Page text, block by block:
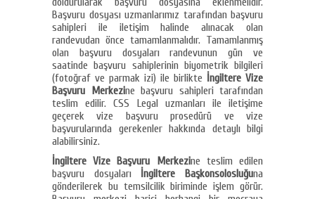
Başvuru dosyası uzmanlarımız tarafından başvuru
sahipleri ile iletişim halinde alınacak olan
randevudan önce tamamlanmalıdır. Tamamlanmış
olan başvuru dosyaları randevunun gün ve
saatinde başvuru sahiplerinin biyometrik bilgileri
(fotoğraf ve parmak izi) ile birlikte İngiltere Vize
Başvuru Merkezine başvuru sahipleri tarafından
teslim edilir. CSS Legal uzmanları ile iletişime
geçerek vize başvuru prosedürü ve vize
başvurularında gerekenler hakkında detaylı bilgi
alabilirsiniz.
İngiltere Vize Başvuru Merkezine teslim edilen
başvuru dosyaları İngiltere Başkonsolosluğuna
gönderilerek bu temsilcilik biriminde işlem görür.